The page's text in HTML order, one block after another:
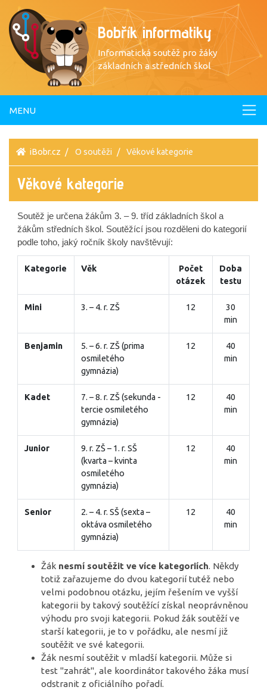
Bobřík informatiky
Informatická soutěž pro žáky
základních a středních škol
MENU
iBobr.cz O soutěži Věkové kategorie
Věkové kategorie
Soutěž je určena žákům 3. – 9. tříd základních škol a
žákům středních škol. Soutěžící jsou rozděleni do kategorií
podle toho, jaký ročník školy navštěvují:
Kategorie Věk
Počet
otázek
Doba
testu
Mini 3. – 4. r. ZŠ 12
30
min
Benjamin
5. – 6. r. ZŠ (prima
osmiletého
gymnázia)
12
40
min
Kadet
7. – 8. r. ZŠ (sekunda -
tercie osmiletého
gymnázia)
12
40
min
Junior
9. r. ZŠ – 1. r. SŠ
(kvarta – kvinta
osmiletého
gymnázia)
12
40
min
Senior
2. – 4. r. SŠ (sexta –
oktáva osmiletého
gymnázia)
12
40
min
Žák nesmí soutěžit ve více kategoriích. Někdy
totiž zařazujeme do dvou kategorií tutéž nebo
velmi podobnou otázku, jejím řešením ve vyšší
kategorii by takový soutěžící získal neoprávněnou
výhodu pro svoji kategorii. Pokud žák soutěží ve
starší kategorii, je to v pořádku, ale nesmí již
soutěžit ve své kategorii.
Žák nesmí soutěžit v mladší kategorii. Může si
test "zahrát", ale koordinátor takového žáka musí
odstranit z oficiálního pořadí.